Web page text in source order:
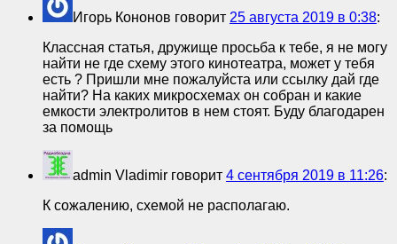
Игорь Кононов говорит 25 августа 2019 в 0:38:
Классная статья, дружище просьба к тебе, я не могу
найти не где схему этого кинотеатра, может у тебя
есть ? Пришли мне пожалуйста или ссылку дай где
найти? На каких микросхемах он собран и какие
емкости электролитов в нем стоят. Буду благодарен
за помощь
admin Vladimir говорит 4 сентября 2019 в 11:26:
К сожалению, схемой не располагаю.